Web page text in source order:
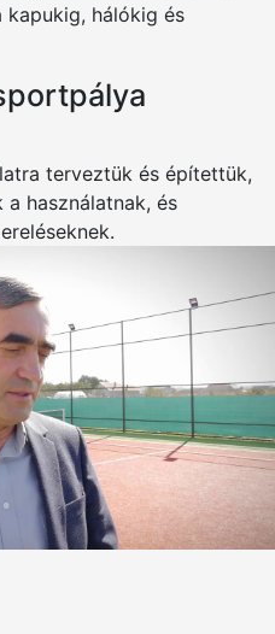
hálókig és
terveztük és építettük,
használatnak, és